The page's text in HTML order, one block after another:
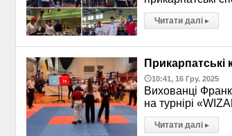
Читати далі ▸
Прикарпатські
10:41, 16 Гру. 2025
Вихованці
на турнірі
Читати далі ▸